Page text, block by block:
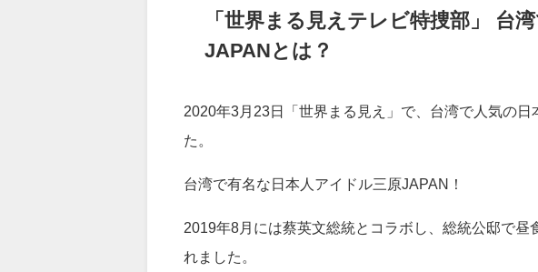
「世界まる見えテレビ特捜部」 台
JAPANとは？
2020年3月23日「世界まる見え」で、台湾で人気の日
た。
台湾で有名な日本人アイドル三原JAPAN！
2019年8月には蔡英文総統とコラボし、総統公邸で昼
れました。